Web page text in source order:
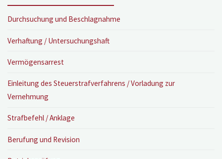
Durchsuchung und Beschlagnahme
Verhaftung / Untersuchungshaft
Vermögensarrest
Einleitung des Steuerstrafverfahrens / Vorladung zur
Vernehmung
Strafbefehl / Anklage
Berufung und Revision